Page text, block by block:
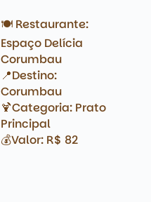
🍽️ Restaurante:
Espaço Delícia
Corumbau
📍Destino:
Corumbau
🍹Categoria: Prato
Principal
💰Valor: R$ 82